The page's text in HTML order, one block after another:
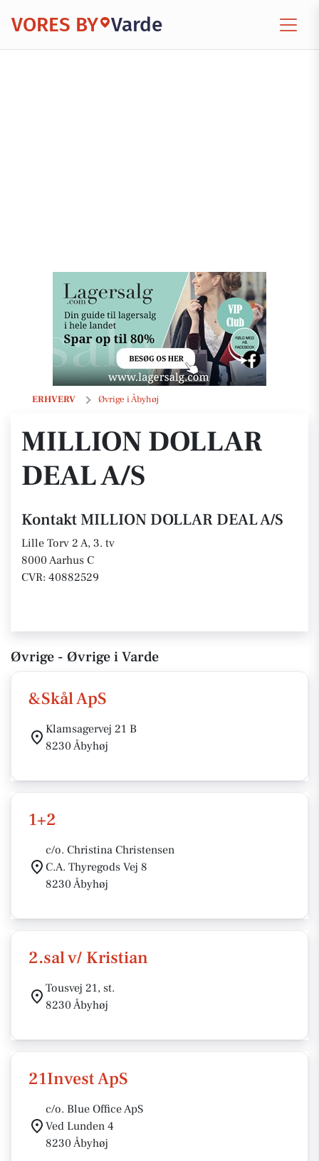
VORES BY Varde
ERHVERV Øvrige i Åbyhøj
MILLION DOLLAR DEAL A/S
MILLION DOLLAR
DEAL A/S
Kontakt MILLION DOLLAR DEAL A/S
Lille Torv 2 A, 3. tv
8000 Aarhus C
CVR: 40882529
Øvrige - Øvrige i Varde
&Skål ApS
Klamsagervej 21 B
8230 Åbyhøj
1+2
c/o. Christina Christensen
C.A. Thyregods Vej 8
8230 Åbyhøj
2.sal v/ Kristian
Tousvej 21, st.
8230 Åbyhøj
21Invest ApS
c/o. Blue Office ApS
Ved Lunden 4
8230 Åbyhøj